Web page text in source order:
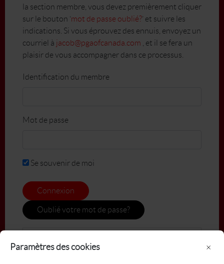
Paramètres des cookies ×
la section membre, vous devez premièrement cliquer
sur le bouton ‘mot de passe oublié?’ et suivre les
indications. Si vous éprouvez des ennuis, envoyez un
courriel à jacob@pgaofcanada.com , et il se fera un
plaisir de vous accompagner dans ce processus.
Identification du membre
Mot de passe
Se souvenir de moi
Connexion
Oublié votre mot de passe?